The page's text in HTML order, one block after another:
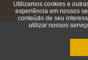
Utilizamos cookies e
experiência em nossos
conteúdo de seu
utilizar nossos